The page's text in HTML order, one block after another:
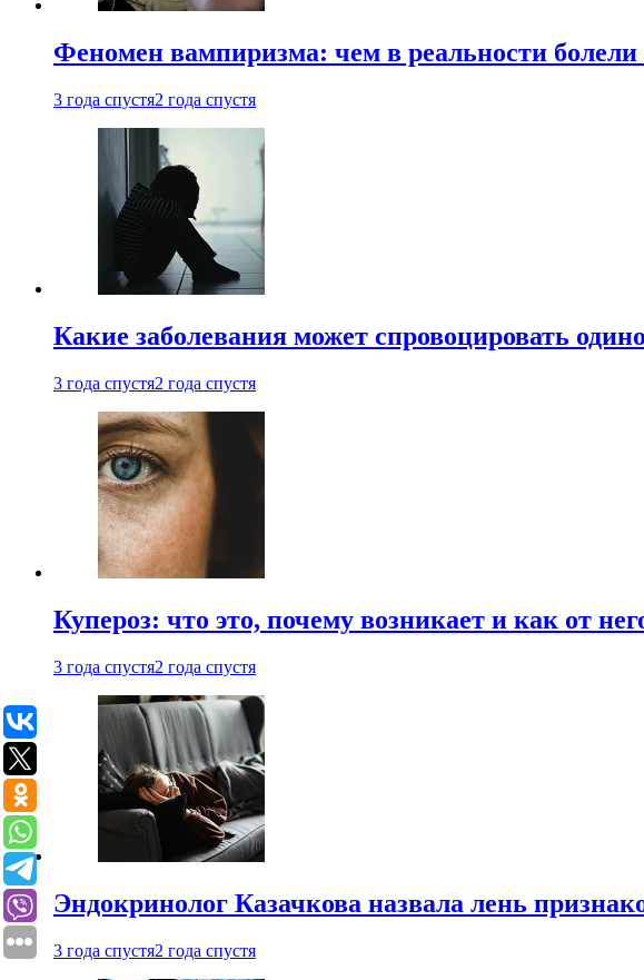
Феномен вампиризма: чем в реальности
3 года спустя2 года спустя
Какие заболевания может спровоцировать
3 года спустя2 года спустя
Купероз: что это, почему возникает и как от
3 года спустя2 года спустя
Эндокринолог Казачкова назвала лень
3 года спустя2 года спустя